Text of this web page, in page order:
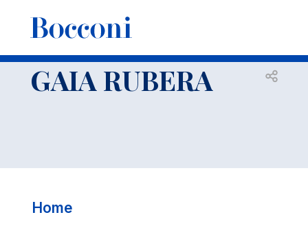
Faculty GAIA RUBERA
GAIA RUBERA Open
Home